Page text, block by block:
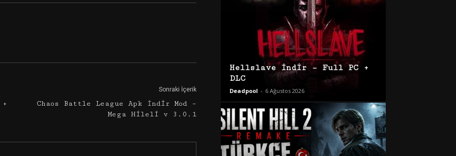
Sonraki İçerik
Chaos Battle League Apk İndir Mod –
Mega Hileli v 3.0.1
Hellslave İndir – Full PC +
DLC
Deadpool - 6 Ağustos 2026